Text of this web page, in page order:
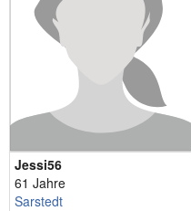
Jessi56
61 Jahre
Sarstedt